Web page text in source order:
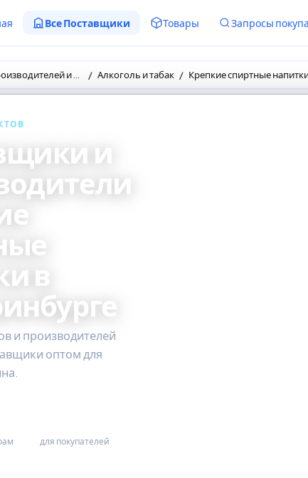
Все Поставщики Товары Запросы
Алкоголь и табак Крепкие спиртные
и
в
и производителей
оптом для
для покупателей